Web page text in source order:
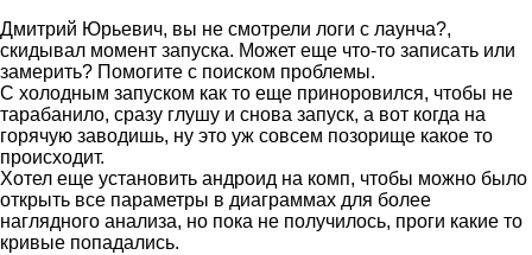
Дмитрий Юрьевич, вы не смотрели логи с лаунча?,
скидывал момент запуска. Может еще что-то записать или
замерить? Помогите с поиском проблемы.
С холодным запуском как то еще приноровился, чтобы не
тарабанило, сразу глушу и снова запуск, а вот когда на
горячую заводишь, ну это уж совсем позорище какое то
происходит.
Хотел еще установить андроид на комп, чтобы можно было
открыть все параметры в диаграммах для более
наглядного анализа, но пока не получилось, проги какие то
кривые попадались.